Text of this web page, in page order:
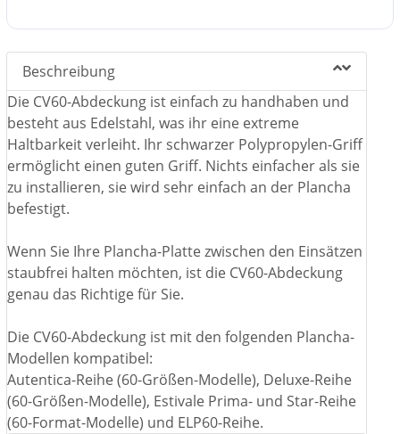
Beschreibung
Die CV60-Abdeckung ist einfach zu handhaben und
besteht aus Edelstahl, was ihr eine extreme
Haltbarkeit verleiht. Ihr schwarzer Polypropylen-Griff
ermöglicht einen guten Griff. Nichts einfacher als sie
zu installieren, sie wird sehr einfach an der Plancha
befestigt.
Wenn Sie Ihre Plancha-Platte zwischen den Einsätzen
staubfrei halten möchten, ist die CV60-Abdeckung
genau das Richtige für Sie.
Die CV60-Abdeckung ist mit den folgenden Plancha-
Modellen kompatibel:
Autentica-Reihe (60-Größen-Modelle), Deluxe-Reihe
(60-Größen-Modelle), Estivale Prima- und Star-Reihe
(60-Format-Modelle) und ELP60-Reihe.